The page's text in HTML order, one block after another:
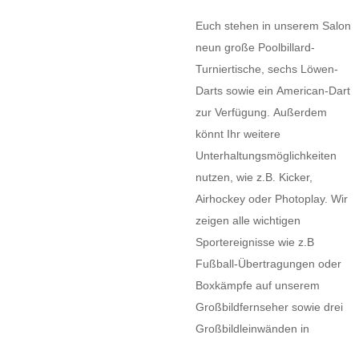
Euch stehen in unserem Salon
neun große Poolbillard-
Turniertische, sechs Löwen-
Darts sowie ein American-Dart
zur Verfügung. Außerdem
könnt Ihr weitere
Unterhaltungsmöglichkeiten
nutzen, wie z.B. Kicker,
Airhockey oder Photoplay. Wir
zeigen alle wichtigen
Sportereignisse wie z.B
Fußball-Übertragungen oder
Boxkämpfe auf unserem
Großbildfernseher sowie drei
Großbildleinwänden in